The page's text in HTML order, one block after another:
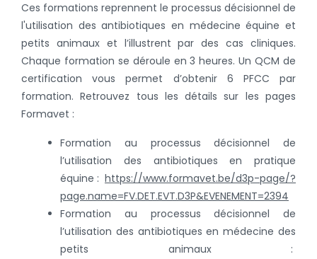
Ces formations reprennent le processus décisionnel de
l'utilisation des antibiotiques en médecine équine et
petits animaux et l’illustrent par des cas cliniques.
Chaque formation se déroule en 3 heures. Un QCM de
certification vous permet d’obtenir 6 PFCC par
formation. Retrouvez tous les détails sur les pages
Formavet :
Formation au processus décisionnel de
l’utilisation des antibiotiques en pratique
équine : https://www.formavet.be/d3p-page/?
page.name=FV.DET.EVT.D3P&EVENEMENT=2394
Formation au processus décisionnel de
l’utilisation des antibiotiques en médecine des
petits animaux :